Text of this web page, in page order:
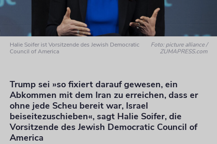
Halie Soifer ist Vorsitzende des Jewish Democratic
Council of America
Foto: picture alliance /
ZUMAPRESS.com
Trump sei »so fixiert darauf gewesen, ein
Abkommen mit dem Iran zu erreichen, dass er
ohne jede Scheu bereit war, Israel
beiseitezuschieben«, sagt Halie Soifer, die
Vorsitzende des Jewish Democratic Council of
America